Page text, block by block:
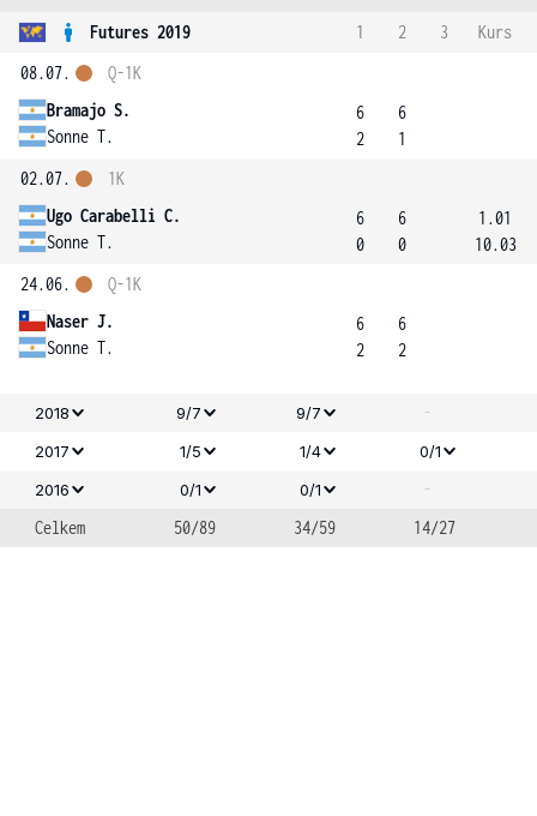
Futures 2019 1 2 3
Kurs
08.07.
Bramajo S.
Sonne T.
Q-1K
6
2
6
1
02.07.
Ugo Carabelli C.
Sonne T.
1K
6
0
6
0
1.01
10.03
24.06.
Naser J.
Sonne T.
Q-1K
6
2
6
2
2018 9/7 9/7 -
2017 1/5 1/4
0/1
2016
0/1 0/1
-
Celkem
50/89 34/59 14/27